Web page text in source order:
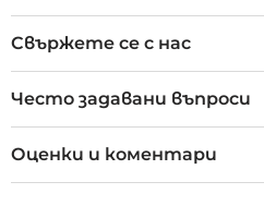
Свържете се с нас
Често задавани въпроси
Оценки и коментари